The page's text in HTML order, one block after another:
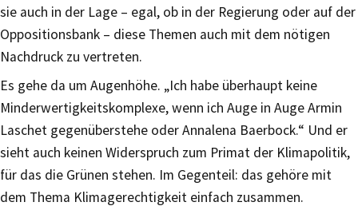
sie auch in der Lage – egal, ob in der Regierung oder auf der
Oppositionsbank – diese Themen auch mit dem nötigen
Nachdruck zu vertreten.
Es gehe da um Augenhöhe. „Ich habe überhaupt keine
Minderwertigkeitskomplexe, wenn ich Auge in Auge Armin
Laschet gegenüberstehe oder Annalena Baerbock.“ Und er
sieht auch keinen Widerspruch zum Primat der Klimapolitik,
für das die Grünen stehen. Im Gegenteil: das gehöre mit
dem Thema Klimagerechtigkeit einfach zusammen.